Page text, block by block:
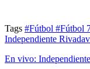
Tags #Fútbol #Fútbol
Independiente
En vivo: